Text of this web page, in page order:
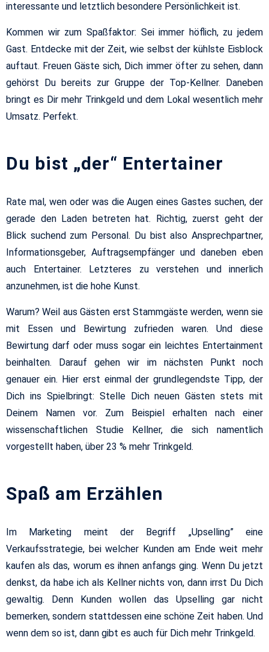
interessante und letztlich besondere Persönlichkeit ist.
Kommen wir zum Spaßfaktor: Sei immer höflich, zu jedem
Gast. Entdecke mit der Zeit, wie selbst der kühlste Eisblock
auftaut. Freuen Gäste sich, Dich immer öfter zu sehen, dann
gehörst Du bereits zur Gruppe der Top-Kellner. Daneben
bringt es Dir mehr Trinkgeld und dem Lokal wesentlich mehr
Umsatz. Perfekt.
Du bist „der“ Entertainer
Rate mal, wen oder was die Augen eines Gastes suchen, der
gerade den Laden betreten hat. Richtig, zuerst geht der
Blick suchend zum Personal. Du bist also Ansprechpartner,
Informationsgeber, Auftragsempfänger und daneben eben
auch Entertainer. Letzteres zu verstehen und innerlich
anzunehmen, ist die hohe Kunst.
Warum? Weil aus Gästen erst Stammgäste werden, wenn sie
mit Essen und Bewirtung zufrieden waren. Und diese
Bewirtung darf oder muss sogar ein leichtes Entertainment
beinhalten. Darauf gehen wir im nächsten Punkt noch
genauer ein. Hier erst einmal der grundlegendste Tipp, der
Dich ins Spielbringt: Stelle Dich neuen Gästen stets mit
Deinem Namen vor. Zum Beispiel erhalten nach einer
wissenschaftlichen Studie Kellner, die sich namentlich
vorgestellt haben, über 23 % mehr Trinkgeld.
Spaß am Erzählen
Im Marketing meint der Begriff „Upselling” eine
Verkaufsstrategie, bei welcher Kunden am Ende weit mehr
kaufen als das, worum es ihnen anfangs ging. Wenn Du jetzt
denkst, da habe ich als Kellner nichts von, dann irrst Du Dich
gewaltig. Denn Kunden wollen das Upselling gar nicht
bemerken, sondern stattdessen eine schöne Zeit haben. Und
wenn dem so ist, dann gibt es auch für Dich mehr Trinkgeld.